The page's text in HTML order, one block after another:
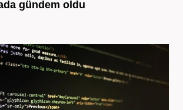
gündem oldu